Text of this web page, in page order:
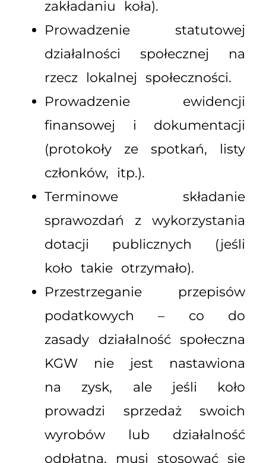
zakładaniu koła).
Prowadzenie statutowej
działalności społecznej na
rzecz lokalnej społeczności.
Prowadzenie ewidencji
finansowej i dokumentacji
(protokoły ze spotkań, listy
członków, itp.).
Terminowe składanie
sprawozdań z wykorzystania
dotacji publicznych (jeśli
koło takie otrzymało).
Przestrzeganie przepisów
podatkowych – co do
zasady działalność społeczna
KGW nie jest nastawiona
na zysk, ale jeśli koło
prowadzi sprzedaż swoich
wyrobów lub działalność
odpłatną, musi stosować się